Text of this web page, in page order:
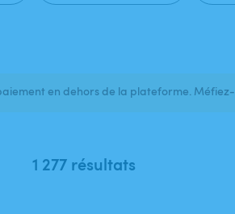
en dehors de la plateforme.
1 277 résultats